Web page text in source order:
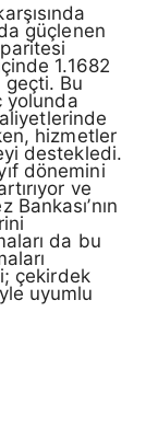
güçlenen
paritesi
1.1682
Bu
yolunda
hizmetler
destekledi.
dönemini
ve
da bu
çekirdek
uyumlu